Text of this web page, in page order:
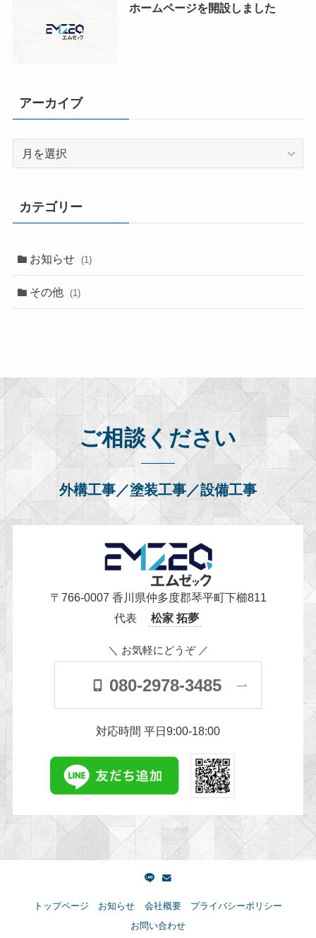
ホームページを開設しました
アーカイブ
ブ
カテゴリー
お知らせ (1)
その他 (1)
ご相談ください
外構工事／塗装工事／設備工事
〒766-0007 香川県仲多度郡琴平町下櫛811
代表
松家 拓夢
＼ お気軽にどうぞ ／
080-2978-3485
対応時間 平日9:00-18:00
トップページ お知らせ 会社概要
プライバシーポリシー
お問い合わせ